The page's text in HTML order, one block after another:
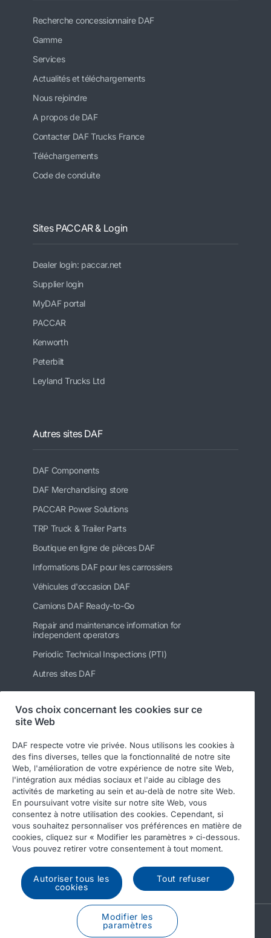
Recherche concessionnaire DAF
Gamme
Services
Actualités et téléchargements
Nous rejoindre
A propos de DAF
Contacter DAF Trucks France
Téléchargements
Code de conduite
Sites PACCAR & Login
Dealer login: paccar.net
Supplier login
MyDAF portal
PACCAR
Kenworth
Peterbilt
Leyland Trucks Ltd
Autres sites DAF
DAF Components
DAF Merchandising store
PACCAR Power Solutions
TRP Truck & Trailer Parts
Boutique en ligne de pièces DAF
Informations DAF pour les carrossiers
Véhicules d'occasion DAF
Camions DAF Ready-to-Go
Repair and maintenance information for
independent operators
Periodic Technical Inspections (PTI)
Autres sites DAF
Suivez-nous
© 2026 DAF Legal notice
Privacy statement
General conditions
DAF and cookies
Income Tax Report
A PACCAR COMPANY
Vos choix concernant les cookies sur ce
site Web
DAF respecte votre vie privée. Nous utilisons les cookies à
des fins diverses, telles que la fonctionnalité de notre site
Web, l'amélioration de votre expérience de notre site Web,
l'intégration aux médias sociaux et l'aide au ciblage des
activités de marketing au sein et au-delà de notre site Web.
En poursuivant votre visite sur notre site Web, vous
consentez à notre utilisation des cookies. Cependant, si
vous souhaitez personnaliser vos préférences en matière de
cookies, cliquez sur « Modifier les paramètres » ci-dessous.
Vous pouvez retirer votre consentement à tout moment.
Autoriser tous les
cookies
Tout refuser
Modifier les
paramètres